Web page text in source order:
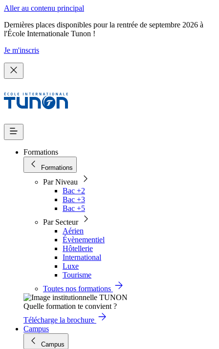
Aller au contenu principal
Dernières places disponibles pour la rentrée de septembre 2026 à
l'École Internationale Tunon !
Je m'inscris
Formations
Formations
Par Niveau
Bac +2
Bac +3
Bac +5
Par Secteur
Aérien
Évènementiel
Hôtellerie
International
Luxe
Tourisme
Toutes nos formations
Quelle formation te convient ?
Télécharge la brochure
Campus
Campus